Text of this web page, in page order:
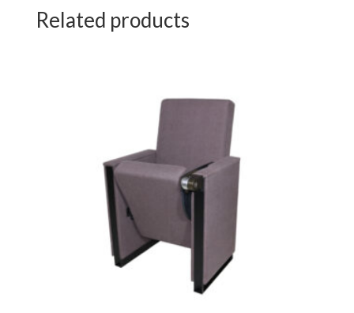
Related products